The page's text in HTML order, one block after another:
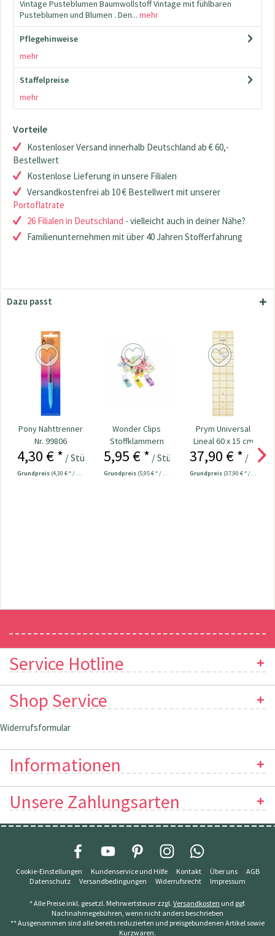
Vintage Pusteblumen Baumwollstoff Vintage mit fühlbaren
Pusteblumen und Blumen . Den... mehr
Pflegehinweise
mehr
Staffelpreise
mehr
Vorteile
Kostenloser Versand innerhalb Deutschland ab € 60,-
Bestellwert
Kostenlose Lieferung in unsere Filialen
Versandkostenfrei ab 10 € Bestellwert mit unserer
Portoflatrate
26 Filialen in Deutschland - vielleicht auch in deiner Nähe?
Familienunternehmen mit über 40 Jahren Stofferfahrung
Dazu passt
Pony Nahttrenner
Nr. 99806
4,30 € * / Stück
Grundpreis (4,30 € * / 1 Stück)
Wonder Clips
Stoffklammern
klein - 20 Stück
5,95 € * / Stück
Grundpreis (5,95 € * / 1 Stück)
Prym Universal
Lineal 60 x 15 cm
37,90 € * / Stück
Grundpreis (37,90 € * / 1 Stück)
Service Hotline
Shop Service
Widerrufsformular
Informationen
Unsere Zahlungsarten
Cookie-Einstellungen Kundenservice und Hilfe Kontakt Über uns
AGB
Datenschutz
Versandbedingungen Widerrufsrecht Impressum
* Alle Preise inkl. gesetzl. Mehrwertsteuer zzgl. Versandkosten und ggf.
Nachnahmegebühren, wenn nicht anders beschrieben
** Ausgenommen sind alle bereits reduzierten und preisgebundenen Artikel sowie
Kurzwaren.